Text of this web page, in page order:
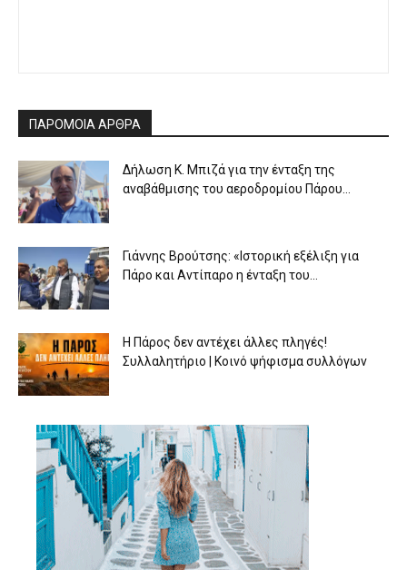
ΠΑΡΟΜΟΙΑ ΑΡΘΡΑ
Δήλωση Κ. Μπιζά για την ένταξη της
αναβάθμισης του αεροδρομίου Πάρου...
Γιάννης Βρούτσης: «Ιστορική εξέλιξη για
Πάρο και Αντίπαρο η ένταξη του...
Η Πάρος δεν αντέχει άλλες πληγές!
Συλλαλητήριο | Κοινό ψήφισμα συλλόγων